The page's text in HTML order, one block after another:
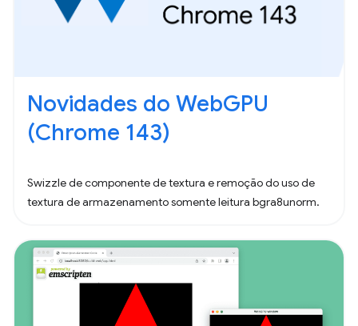
Novidades do WebGPU
(Chrome 143)
Swizzle de componente de textura e remoção do uso de
textura de armazenamento somente leitura bgra8unorm.